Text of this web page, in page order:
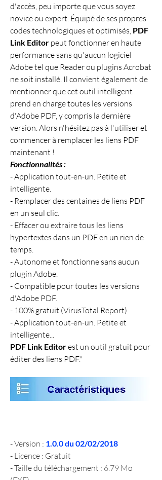
d'accès, peu importe que vous soyez
novice ou expert. Équipé de ses propres
codes technologiques et optimisés, PDF
Link Editor peut fonctionner en haute
performance sans qu'aucun logiciel
Adobe tel que Reader ou plugins Acrobat
ne soit installé. Il convient également de
mentionner que cet outil intelligent
prend en charge toutes les versions
d'Adobe PDF, y compris la dernière
version. Alors n'hésitez pas à l'utiliser et
commencer à remplacer les liens PDF
maintenant !
Fonctionnalités :
- Application tout-en-un. Petite et
intelligente.
- Remplacer des centaines de liens PDF
en un seul clic.
- Effacer ou extraire tous les liens
hypertextes dans un PDF en un rien de
temps.
- Autonome et fonctionne sans aucun
plugin Adobe.
- Compatible pour toutes les versions
d'Adobe PDF.
- 100% gratuit.(VirusTotal Report)
- Application tout-en-un. Petite et
intelligente...
PDF Link Editor est un outil gratuit pour
éditer des liens PDF."
- Version : 1.0.0 du 02/02/2018
- Licence : Gratuit
- Taille du téléchargement : 6.79 Mo